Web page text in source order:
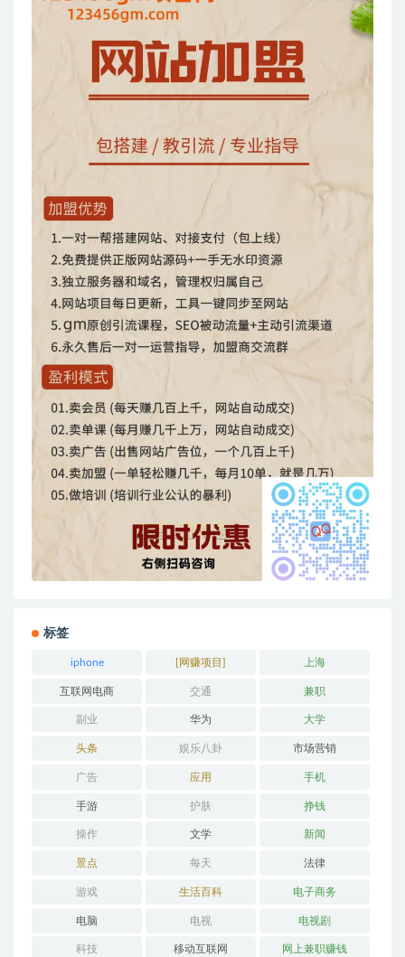
标签
iphone [网赚项目] 上海
互联网电商 交通 兼职
副业 华为 大学
头条 娱乐八卦 市场营销
广告 应用 手机
手游 护肤 挣钱
操作 文学 新闻
景点 每天 法律
游戏 生活百科 电子商务
电脑 电视 电视剧
科技 移动互联网 网上兼职赚钱